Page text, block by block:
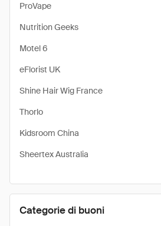
ProVape
Nutrition Geeks
Motel 6
eFlorist UK
Shine Hair Wig France
Thorlo
Kidsroom China
Sheertex Australia
Categorie di buoni